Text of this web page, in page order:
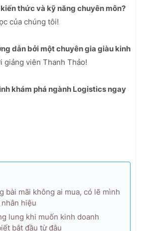
thức và kỹ năng chuyên môn?
của chúng tôi!
dẫn bởi một chuyên gia giàu kinh
giảng viên Thanh Thảo!
khám phá ngành Logistics ngay
bài mãi không ai mua, có lẽ mình
hiệu
lung khi muốn kinh doanh
bắt đầu từ đâu